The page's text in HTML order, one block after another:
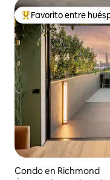
Favorito entre
Favorito entre
Condo en Richmond